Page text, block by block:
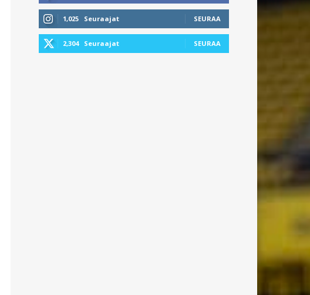
1,025 Seuraajat SEURAA
2,304 Seuraajat SEURAA